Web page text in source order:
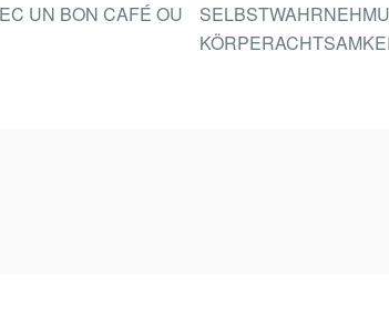
UN BON CAFÉ OU